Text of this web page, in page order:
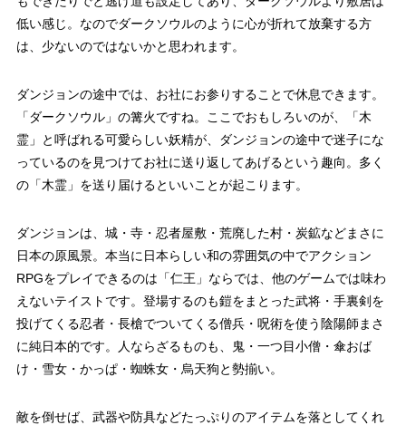
低い感じ。なのでダークソウルのように心が折れて放棄する方
は、少ないのではないかと思われます。
ダンジョンの途中では、お社にお参りすることで休息できます。
「ダークソウル」の篝火ですね。ここでおもしろいのが、「木
霊」と呼ばれる可愛らしい妖精が、ダンジョンの途中で迷子にな
っているのを見つけてお社に送り返してあげるという趣向。多く
の「木霊」を送り届けるといいことが起こります。
ダンジョンは、城・寺・忍者屋敷・荒廃した村・炭鉱などまさに
日本の原風景。本当に日本らしい和の雰囲気の中でアクション
RPGをプレイできるのは「仁王」ならでは、他のゲームでは味わ
えないテイストです。登場するのも鎧をまとった武将・手裏剣を
投げてくる忍者・長槍でついてくる僧兵・呪術を使う陰陽師まさ
に純日本的です。人ならざるものも、鬼・一つ目小僧・傘おば
け・雪女・かっぱ・蜘蛛女・烏天狗と勢揃い。
敵を倒せば、武器や防具などたっぷりのアイテムを落としてくれ